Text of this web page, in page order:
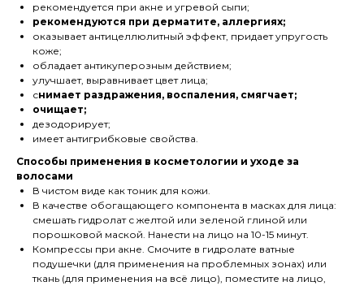
рекомендуется при акне и угревой сыпи;
рекомендуются при дерматите, аллергиях;
оказывает антицеллюлитный эффект, придает упругость
коже;
обладает антикуперозным действием;
улучшает, выравнивает цвет лица;
снимает раздражения, воспаления, смягчает;
очищает;
дезодорирует;
имеет антигрибковые свойства.
Способы применения в косметологии и уходе за
волосами
В чистом виде как тоник для кожи.
В качестве обогащающего компонента в масках для лица:
смешать гидролат с желтой или зеленой глиной или
порошковой маской. Нанести на лицо на 10-15 минут.
Компрессы при акне. Смочите в гидролате ватные
подушечки (для применения на проблемных зонах) или
ткань (для применения на всё лицо), поместите на лицо,